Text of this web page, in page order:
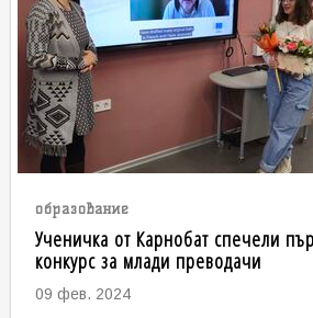
образование
Ученичка от Карнобат спечели
конкурс за млади преводачи
09 фев. 2024